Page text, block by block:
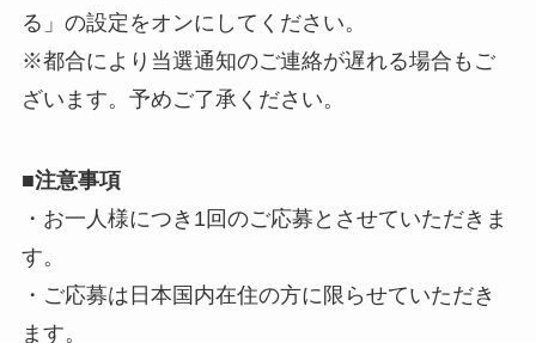
る」の設定をオンにしてください。
※都合により当選通知のご連絡が遅れる場合もご
ざいます。予めご了承ください。
■注意事項
・お一人様につき1回のご応募とさせていただきま
す。
・ご応募は日本国内在住の方に限らせていただき
ます。